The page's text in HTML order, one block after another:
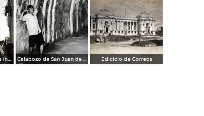
Parroquia y calle de La Independencia. Calabozo de San Juan de Ulua. Edicicio de Correos